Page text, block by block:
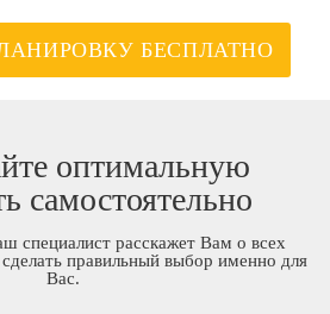
БЕСПЛАТНО
оптимальную
самостоятельно
специалист расскажет Вам о всех
правильный выбор именно для
Вас.